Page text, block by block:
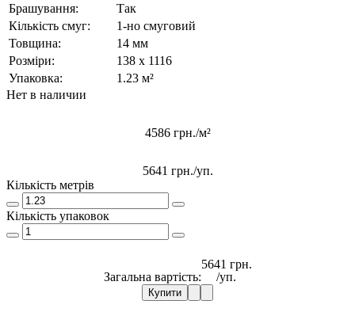
Брашування:
Так
Кількість смуг:
1-но смуговий
Товщина:
14 мм
Розміри:
138 x 1116
Упаковка:
1.23 м²
Нет в наличии
4586 грн./м²
5641 грн./уп.
Кількість метрів
Кількість упаковок
Загальна вартість:
5641 грн.
/уп.
Купити